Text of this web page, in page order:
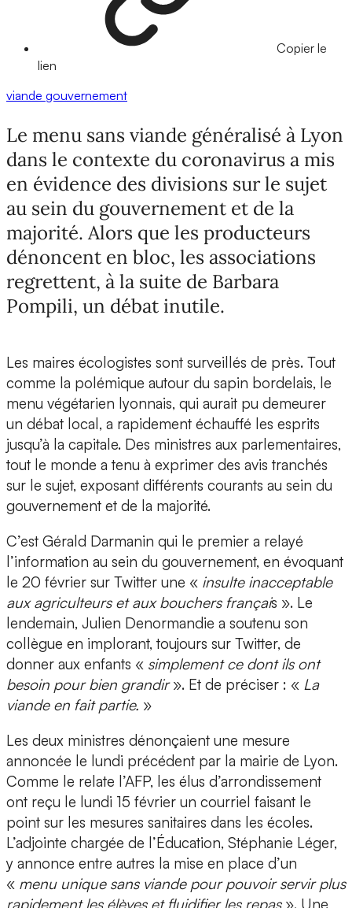
Copier le
lien
viande gouvernement
Le menu sans viande généralisé à Lyon
dans le contexte du coronavirus a mis
en évidence des divisions sur le sujet
au sein du gouvernement et de la
majorité. Alors que les producteurs
dénoncent en bloc, les associations
regrettent, à la suite de Barbara
Pompili, un débat inutile.
Les maires écologistes sont surveillés de près. Tout
comme la polémique autour du sapin bordelais, le
menu végétarien lyonnais, qui aurait pu demeurer
un débat local, a rapidement échauffé les esprits
jusqu’à la capitale. Des ministres aux parlementaires,
tout le monde a tenu à exprimer des avis tranchés
sur le sujet, exposant différents courants au sein du
gouvernement et de la majorité.
C’est Gérald Darmanin qui le premier a relayé
l’information au sein du gouvernement, en évoquant
le 20 février sur Twitter une « insulte inacceptable
aux agriculteurs et aux bouchers français ». Le
lendemain, Julien Denormandie a soutenu son
collègue en implorant, toujours sur Twitter, de
donner aux enfants « simplement ce dont ils ont
besoin pour bien grandir». Et de préciser : « La
viande en fait partie. »
Les deux ministres dénonçaient une mesure
annoncée le lundi précédent par la mairie de Lyon.
Comme le relate l’AFP, les élus d’arrondissement
ont reçu le lundi 15 février un courriel faisant le
point sur les mesures sanitaires dans les écoles.
L’adjointe chargée de l’Éducation, Stéphanie Léger,
y annonce entre autres la mise en place d’un
« menu unique sans viande pour pouvoir servir plus
rapidement les élèves et fluidifier les repas». Une